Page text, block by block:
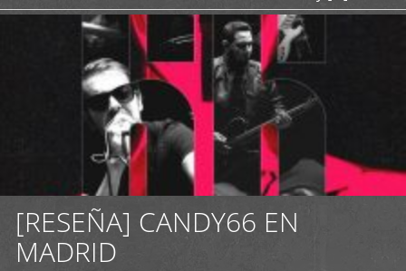
[RESEÑA] CANDY66 EN
MADRID